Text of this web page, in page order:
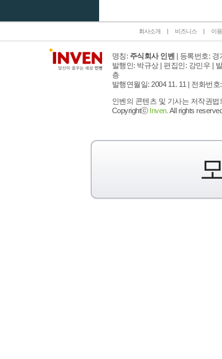
회사소개 비즈니스 이
명칭: 주식회사 인벤 | 등록번호: 경
발행인: 박규상 | 편집인: 강민우 |
층
발행연월일: 2004 11. 11 | 전화번호
인벤의 콘텐츠 및 기사는 저작권
Copyrightⓒ Inven.All rights